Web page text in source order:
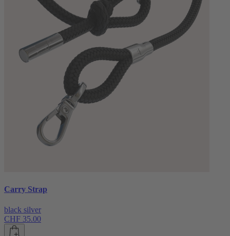
Carry Strap
black silver
CHF 35.00